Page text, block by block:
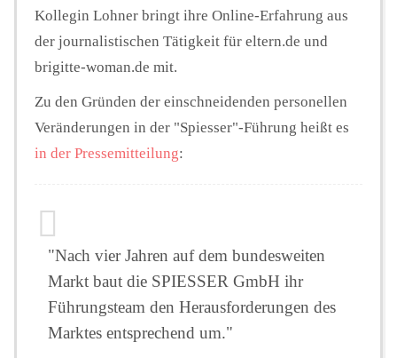
Kollegin Lohner bringt ihre Online-Erfahrung aus
der journalistischen Tätigkeit für eltern.de und
brigitte-woman.de mit.
Zu den Gründen der einschneidenden personellen
Veränderungen in der "Spiesser"-Führung heißt es
in der Pressemitteilung:
"Nach vier Jahren auf dem bundesweiten
Markt baut die SPIESSER GmbH ihr
Führungsteam den Herausforderungen des
Marktes entsprechend um."